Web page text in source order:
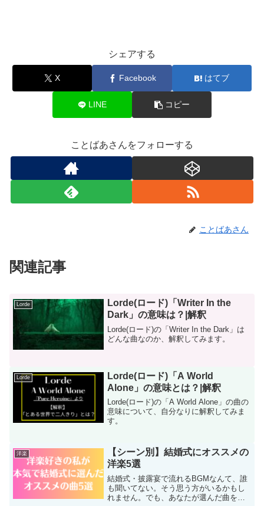
シェアする
X Facebook はてブ
LINE コピー
ことばあさんをフォローする
ことばあさん
関連記事
Lorde
Lorde(ロード)「Writer In the
Dark」の意味は？|解釈
Lorde(ロード)の「Writer In the Dark」は
どんな曲なのか、解釈してみます。
Lorde
Lorde(ロード)「A World
Alone」の意味とは？|解釈
Lorde(ロード)の「A World Alone」の曲の
意味について、自分なりに解釈してみま
す。
洋楽
【シーン別】結婚式にオススメの
洋楽5選
結婚式・披露宴で流れるBGMなんて、誰
も聞いてない。そう思う方がいるかもし
れません。でも、あなたが選んだ曲を聴